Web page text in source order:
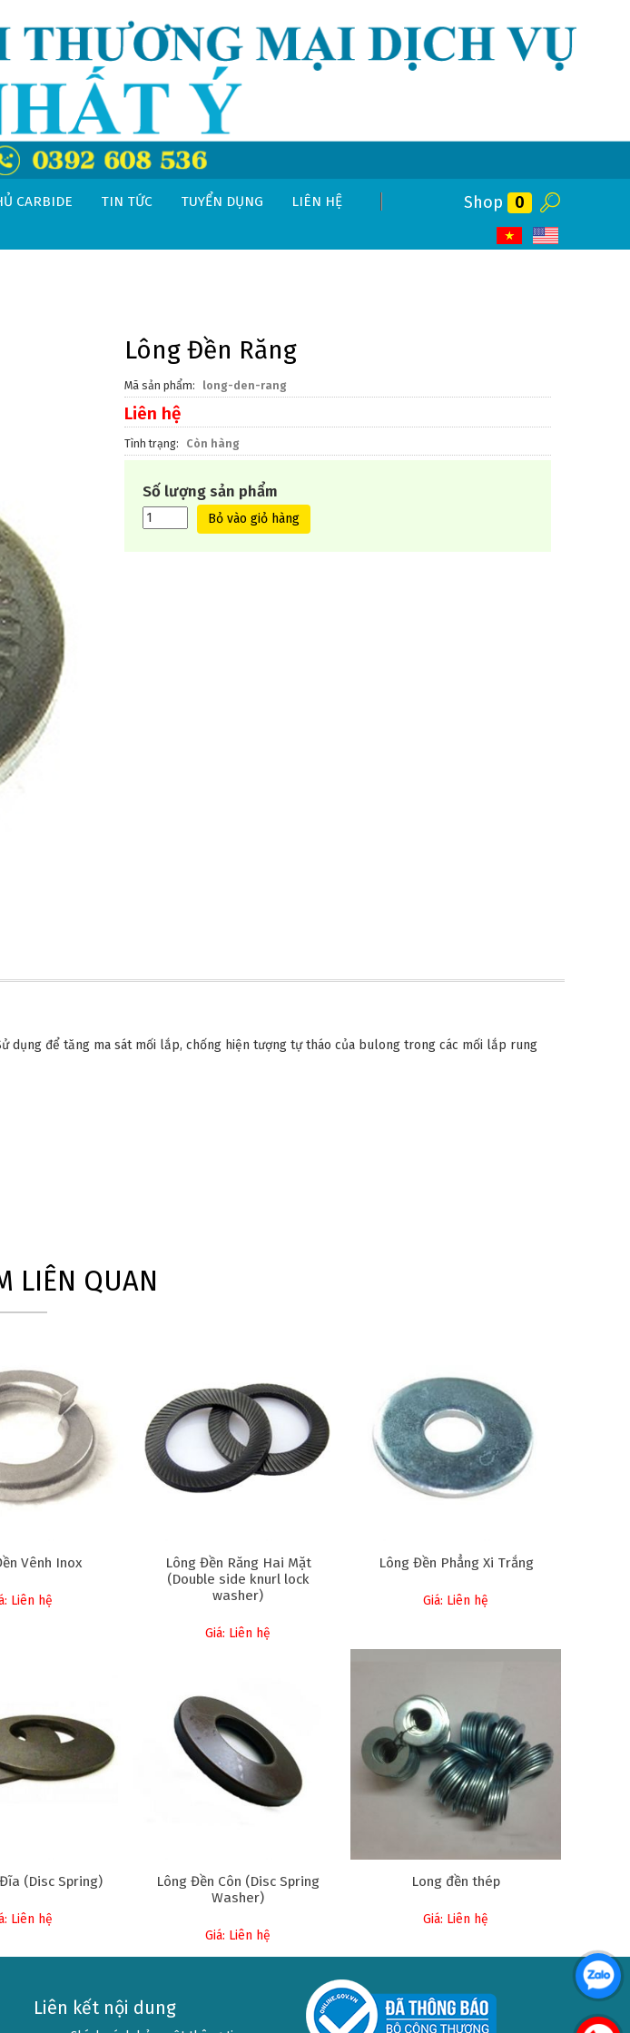
Shop 0
CARBIDE TIN TỨC TUYỂN DỤNG LIÊN HỆ
Lông Đền Răng
Mã sản phẩm long-den-rang
Liên hệ
Tình trạng Còn hàng
Số lượng sản phẩm
Bỏ vào giỏ hàng
dụng để tăng ma sát mối lắp, chống hiện tượng tự tháo của bulong trong các mối lắp rung
LIÊN QUAN
Vênh Inox
Liên hệ
Lông Đền Răng Hai Mặt
(Double side knurl lock
washer)
Giá: Liên hệ
Lông Đền Phẳng Xi Trắng
Giá: Liên hệ
(Disc Spring)
Liên hệ
Lông Đền Côn (Disc Spring
Washer)
Giá: Liên hệ
Long đền thép
Giá: Liên hệ
Liên kết nội dung